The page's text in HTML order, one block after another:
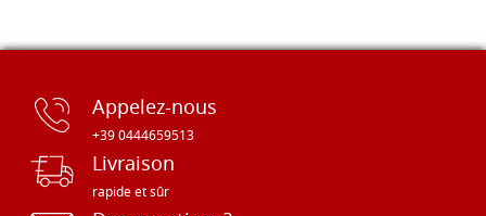
Appelez-nous
+39 0444659513
Livraison
rapide et sûr